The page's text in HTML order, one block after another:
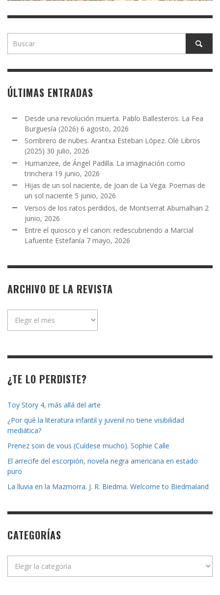
ÚLTIMAS ENTRADAS
Desde una revolución muerta. Pablo Ballesteros. La Fea
Burguesía (2026) 6 agosto, 2026
Sombrero de nubes. Arantxa Esteban López. Olé Libros
(2025) 30 julio, 2026
Humanzee, de Ángel Padilla. La imaginación como
trinchera 19 junio, 2026
Hijas de un sol naciente, de Joan de La Vega. Poemas de
un sol naciente 5 junio, 2026
Versos de los ratos perdidos, de Montserrat Abumalhan 2
junio, 2026
Entre el quiosco y el canon: redescubriendo a Marcial
Lafuente Estefanía 7 mayo, 2026
ARCHIVO DE LA REVISTA
¿TE LO PERDISTE?
Toy Story 4, más allá del arte
¿Por qué la literatura infantil y juvenil no tiene visibilidad
mediática?
Prenez soin de vous (Cuídese mucho). Sophie Calle
El arrecife del escorpión, novela negra americana en estado
puro
La lluvia en la Mazmorra. J. R. Biedma. Welcome to Biedmaland
CATEGORÍAS